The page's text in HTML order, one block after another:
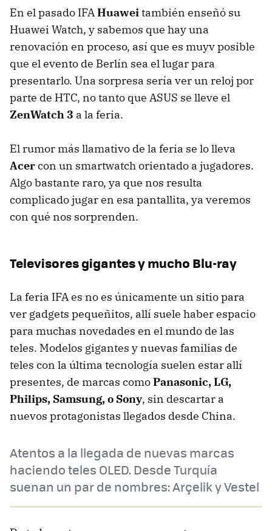
En el pasado IFAHuaweitambién enseñó su
Huawei Watch, y sabemos que hay una
renovación en proceso, así que es muyv posible
que el evento de Berlín sea el lugar para
presentarlo. Una sorpresa sería ver un reloj por
parte de HTC, no tanto que ASUS se lleve el
ZenWatch 3 a la feria.
El rumor más llamativo de la feria se lo lleva
Acercon un smartwatch orientado a jugadores.
Algo bastante raro, ya que nos resulta
complicado jugar en esa pantallita, ya veremos
con qué nos sorprenden.
Televisores gigantes y mucho Blu-ray
La feria IFA es no es únicamente un sitio para
ver gadgets pequeñitos, allí suele haber espacio
para muchas novedades en el mundo de las
teles. Modelos gigantes y nuevas familias de
teles con la última tecnología suelen estar allí
presentes, de marcas comoPanasonic, LG,
Philips, Samsung, o Sony, sin descartar a
nuevos protagonistas llegados desde China.
Atentos a la llegada de nuevas marcas
haciendo teles OLED. Desde Turquía
suenan un par de nombres: Arçelik y Vestel